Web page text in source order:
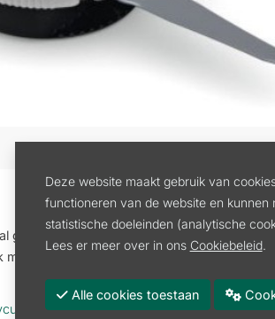
geschikt om gras te maaien en om de
maaidraden met een diameter van 1,6
3-2-109264
Deze website maakt gebruik van
functioneren van de website en
statistische doeleinden (analytische
Lees er meer over in ons Cookiebeleid.
Alle cookies toestaan